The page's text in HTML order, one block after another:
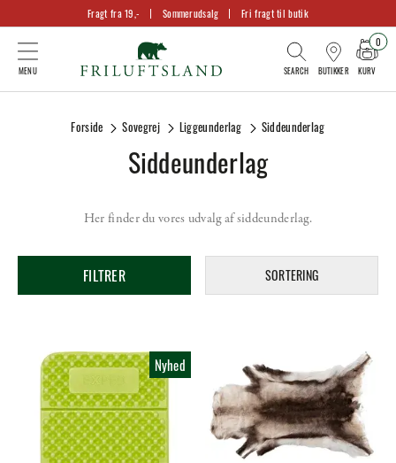
Fragt fra 19,- Sommerudsalg Fri fragt til butik
BUTIKKER KURV
0
Siddeunderlag
Forside Sovegrej Liggeunderlag Siddeunderlag
Her finder du vores udvalg af siddeunderlag.
FILTRER SORTERING
Nyhed